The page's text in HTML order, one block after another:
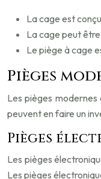
La cage est
La cage peut
Le piège à cage
Pièges
Les pièges
peuvent en faire un
Pièges
Les pièges
Les pièges